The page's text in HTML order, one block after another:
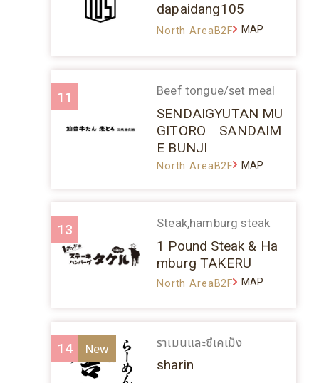
dapaidang105
North AreaB2F MAP
11 Beef tongue/set meal
SENDAIGYUTAN MU
GITORO SANDAIM
E BUNJI
North AreaB2F MAP
13 Steak,hamburg steak
1 Pound Steak & Ha
mburg TAKERU
North AreaB2F MAP
14 ราเมนและซึเคเม็ง
sharin